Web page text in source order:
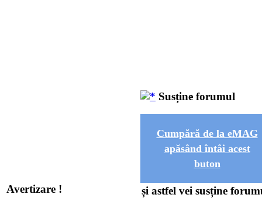
Avertizare !
Susține forumul
Cumpără de la eMAG
apăsând întâi acest
buton
și astfel vei susține